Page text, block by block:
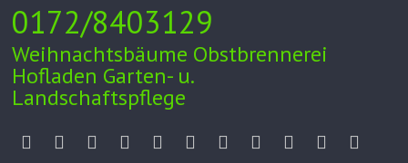
0172/8403129
Weihnachtsbäume Obstbrennerei
Hofladen Garten- u.
Landschaftspflege
Hof
24h
und
LandschaftspflegeAGB